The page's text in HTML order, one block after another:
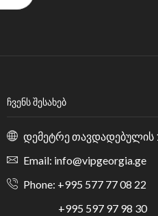
ᲩᲕᲔᲜᲡ ᲨᲔᲡᲐᲮᲔᲑ
დემეტრე თავდადებულის
Email: info@vipgeorgia.ge
Phone: +995 577 77 08 22
+995 597 97 98 30